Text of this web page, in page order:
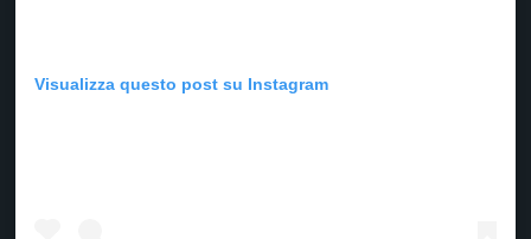
Visualizza questo post su Instagram